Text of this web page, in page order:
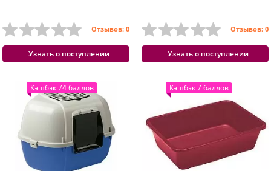
Отзывов: 0
Узнать о поступлении
Отзывов: 0
Узнать о поступлении
Кэшбэк 74 баллов Кэшбэк 7 баллов